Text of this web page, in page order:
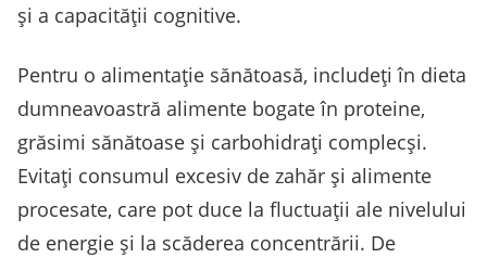
și a capacității cognitive.
Pentru o alimentație sănătoasă, includeți în dieta
dumneavoastră alimente bogate în proteine,
grăsimi sănătoase și carbohidrați complecși.
Evitați consumul excesiv de zahăr și alimente
procesate, care pot duce la fluctuații ale nivelului
de energie și la scăderea concentrării. De